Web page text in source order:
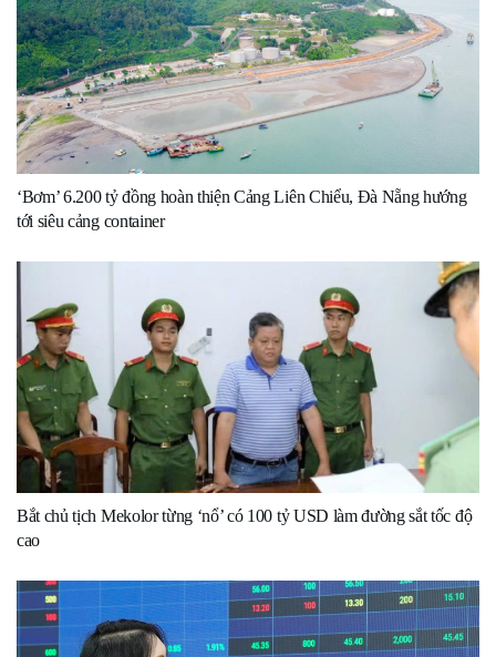
‘Bơm’ 6.200 tỷ đồng hoàn thiện Cảng Liên Chiểu, Đà Nẵng hướng
tới siêu cảng container
Bắt chủ tịch Mekolor từng ‘nổ’ có 100 tỷ USD làm đường sắt tốc độ
cao